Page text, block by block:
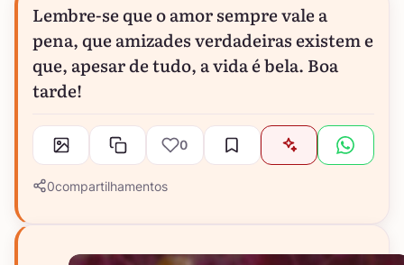
Lembre-se que o amor sempre vale a
pena, que amizades verdadeiras existem e
que, apesar de tudo, a vida é bela. Boa
tarde!
0
0compartilhamentos